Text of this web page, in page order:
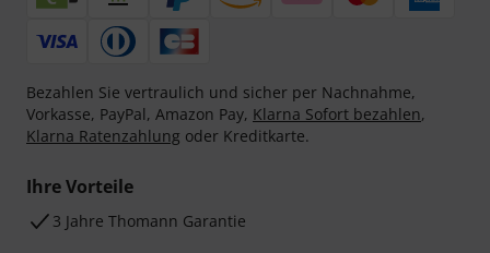
Bezahlen Sie vertraulich und sicher per Nachnahme,
Vorkasse, PayPal, Amazon Pay, Klarna Sofort bezahlen,
Klarna Ratenzahlung oder Kreditkarte.
Ihre Vorteile
3 Jahre Thomann Garantie